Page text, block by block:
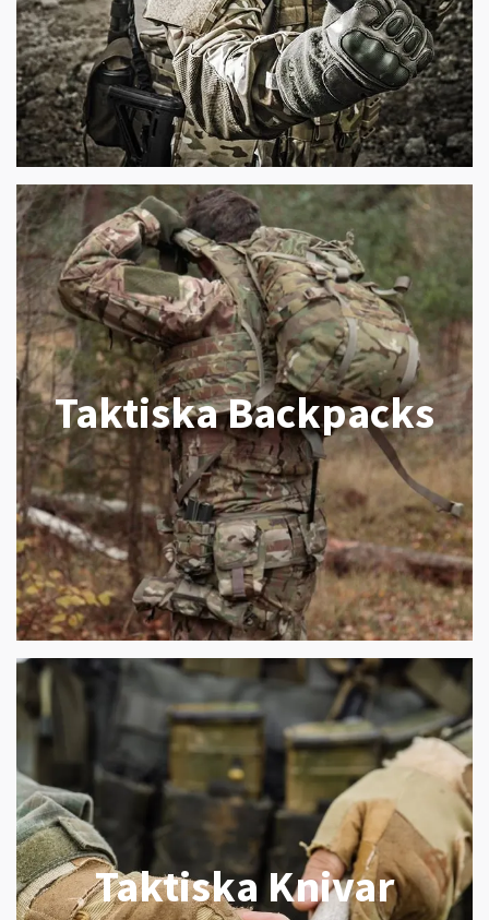
Taktiska Backpacks
Taktiska Knivar